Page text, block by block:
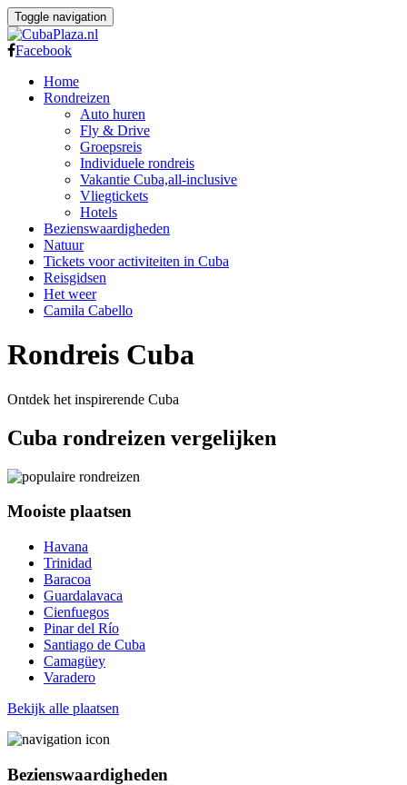
Toggle navigation
Facebook
Home
Rondreizen
Auto huren
Fly & Drive
Groepsreis
Individuele rondreis
Vakantie Cuba,all-inclusive
Vliegtickets
Hotels
Bezienswaardigheden
Natuur
Tickets voor activiteiten in Cuba
Reisgidsen
Het weer
Camila Cabello
Rondreis Cuba
Ontdek het inspirerende Cuba
Cuba rondreizen vergelijken
Mooiste plaatsen
Havana
Trinidad
Baracoa
Guardalavaca
Cienfuegos
Pinar del Río
Santiago de Cuba
Camagüey
Varadero
Bekijk alle plaatsen
Bezienswaardigheden